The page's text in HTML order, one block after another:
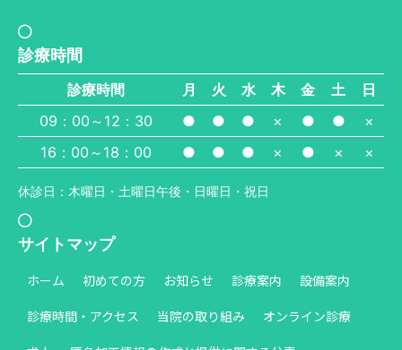
診療時間
診療時間 月 火 水 木 金 土
日
09：00～12：30
● ● ● × ● ●
×
16：00～18：00
● ● ● × ● × ×
休診日：木曜日・土曜日午後・日曜日・祝日
サイトマップ
ホーム 初めての方 お知らせ 診療案内
設備案内
診療時間・アクセス
当院の取り組み
オンライン診療